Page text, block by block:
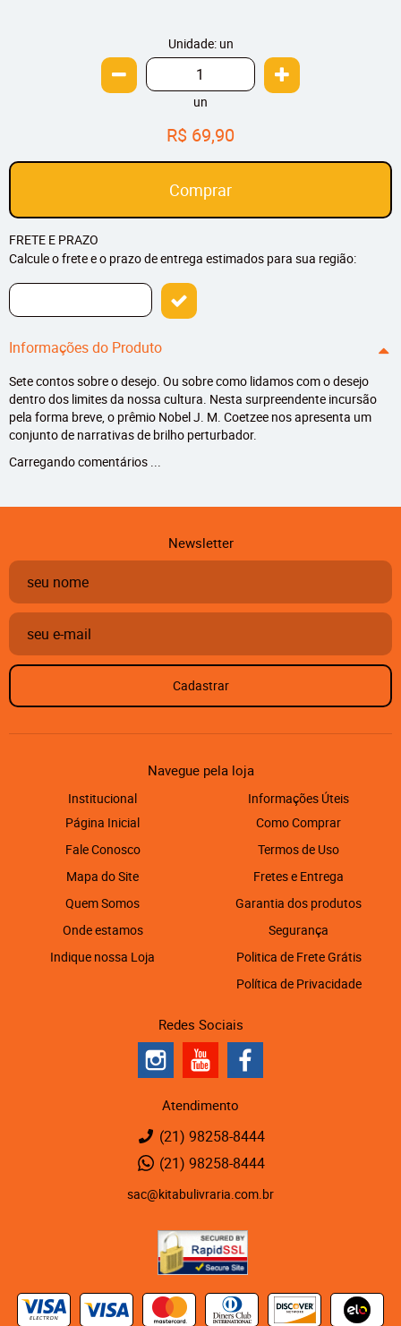
Unidade: un
un
R$ 69,90
Comprar
FRETE E PRAZO
Calcule o frete e o prazo de entrega estimados para sua região:
Informações do Produto
Sete contos sobre o desejo. Ou sobre como lidamos com o desejo
dentro dos limites da nossa cultura. Nesta surpreendente incursão
pela forma breve, o prêmio Nobel J. M. Coetzee nos apresenta um
conjunto de narrativas de brilho perturbador.
Carregando comentários ...
Newsletter
Cadastrar
Navegue pela loja
Institucional
Página Inicial
Fale Conosco
Mapa do Site
Quem Somos
Onde estamos
Indique nossa Loja
Informações Úteis
Como Comprar
Termos de Uso
Fretes e Entrega
Garantia dos produtos
Segurança
Politica de Frete Grátis
Política de Privacidade
Redes Sociais
Atendimento
(21) 98258-8444
(21) 98258-8444
sac@kitabulivraria.com.br